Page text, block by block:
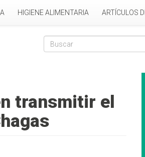
HIGIENE ALIMENTARIA ARTÍCULOS
Formulario de
transmitir el